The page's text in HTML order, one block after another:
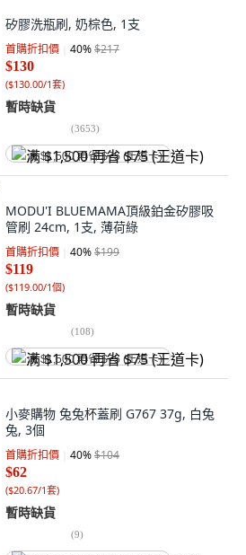
矽膠洗瓶刷, 奶棕色, 1支
首購折扣價 40%$217
$130
($130.00/1套)
暫時缺貨
(3653)
满 $1,500 再省 $75 (王道卡)
MODU'I BLUEMAMA頂級鉑金矽膠吸
管刷 24cm, 1支, 薄荷綠
首購折扣價 40%$199
$119
($119.00/1個)
暫時缺貨
(108)
满 $1,500 再省 $75 (王道卡)
小麥購物 兔兔杯蓋刷 G767 37g, 白兔
兔, 3個
首購折扣價 40%$104
$62
($20.67/1套)
暫時缺貨
(9)